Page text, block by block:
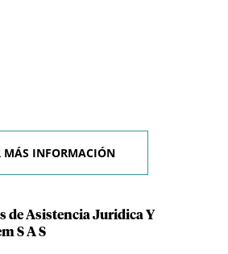
MÁS INFORMACIÓN
de Asistencia Juridica Y
S A S